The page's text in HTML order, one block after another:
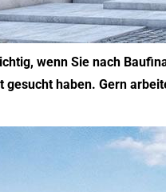
wenn Sie nach
haben. Gern